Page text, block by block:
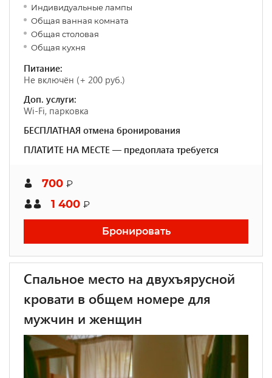
Индивидуальные лампы
Общая ванная комната
Общая столовая
Общая кухня
Питание:
Не включён (+ 200 руб.)
Доп. услуги:
Wi-Fi, парковка
БЕСПЛАТНАЯ отмена бронирования
ПЛАТИТЕ НА МЕСТЕ — предоплата требуется
700 ₽
1 400 ₽
Бронировать
Спальное место на двухъярусной
кровати в общем номере для
мужчин и женщин